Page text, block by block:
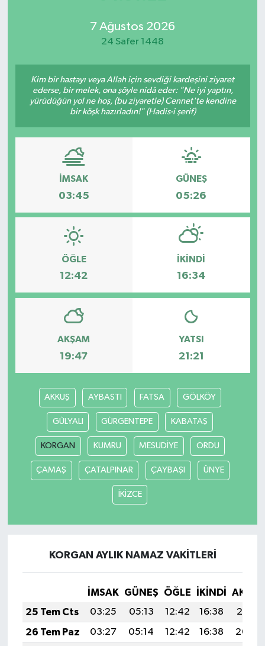
7 Ağustos 2026
24 Safer 1448
Kim bir hastayı veya Allah için sevdiği kardeşini ziyaret
ederse, bir melek, ona şöyle nidâ eder: "Ne iyi yaptın,
yürüdüğün yol ne hoş, (bu ziyaretle) Cennet'te kendine
bir köşk hazırladın!" (Hadis-i şerif)
İMSAK
03:45
GÜNEŞ
05:26
ÖĞLE
12:42
İKINDI
16:34
AKŞAM
19:47
YATSI
21:21
AKKUŞ AYBASTI FATSA GÖLKÖY
GÜLYALI GÜRGENTEPE KABATAŞ
KORGAN KUMRU MESUDİYE ORDU
ÇAMAŞ ÇATALPINAR ÇAYBAŞI ÜNYE
İKİZCE
KORGAN AYLIK NAMAZ VAKITLERI
İMSAK GÜNEŞ ÖĞLE İKINDI
25 Tem Cts
03:25 05:13 12:42 16:38
20:01
26 Tem Paz
03:27 05:14 12:42 16:38
20:00
Yaşam